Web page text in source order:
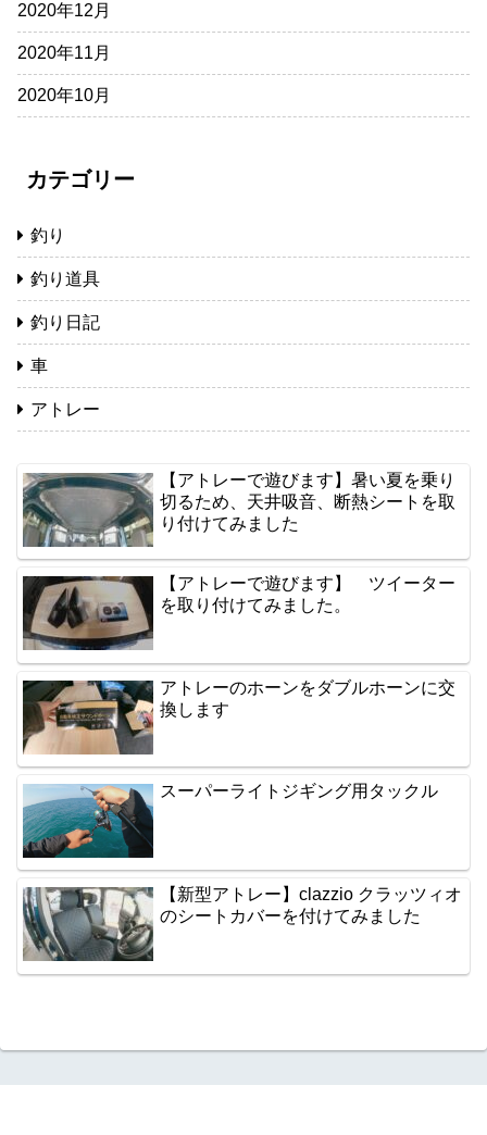
2020年12月
2020年11月
2020年10月
カテゴリー
釣り
釣り道具
釣り日記
車
アトレー
【アトレーで遊びます】暑い夏を乗り
切るため、天井吸音、断熱シートを取
り付けてみました
【アトレーで遊びます】 ツイーター
を取り付けてみました。
アトレーのホーンをダブルホーンに交
換します
スーパーライトジギング用タックル
【新型アトレー】clazzio クラッツィオ
のシートカバーを付けてみました